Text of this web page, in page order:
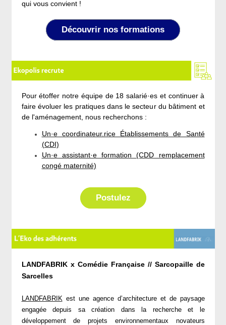
qui vous convient !
Découvrir nos formations
Pour étoffer notre équipe de 18 salarié·es et continuer à
faire évoluer les pratiques dans le secteur du bâtiment et
de l'aménagement, nous recherchons :
Un·e coordinateur.rice Établissements de Santé
(CDI)
Un·e assistant·e formation (CDD remplacement
congé maternité)
Postulez
LANDFABRIK x Comédie Française // Sarcopaille de
Sarcelles
LANDFABRIKest une agence d’architecture et de paysage
engagée depuis sa création dans la recherche et le
développement de projets environnementaux novateurs